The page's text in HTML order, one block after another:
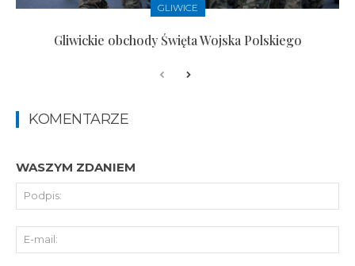
GLIWICE
Gliwickie obchody Święta Wojska Polskiego
KOMENTARZE
WASZYM ZDANIEM